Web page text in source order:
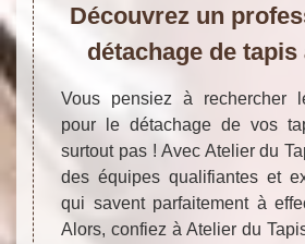
Découvrez un
détachage de tapis
Vous pensiez à rechercher
pour le détachage de vos
surtout pas ! Avec Atelier du
des équipes qualifiantes et
qui savent parfaitement à
Alors, confiez à Atelier du